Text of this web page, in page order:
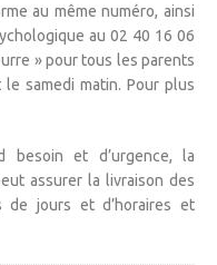
au même numéro, ainsi
au 02 40 16 06
» pour tous les parents
samedi matin. Pour plus
besoin et d’urgence, la
assurer la livraison des
de jours et d’horaires et